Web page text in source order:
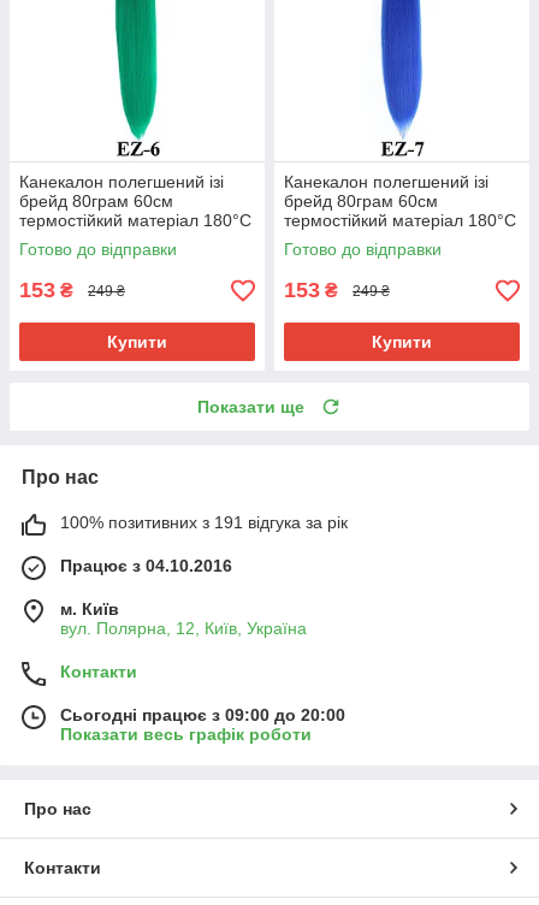
Канекалон полегшений ізі
брейд 80грам 60см
термостійкий матеріал 180°C
EZ-6 хвіст омбре Easy Braid
Готово до відправки
153 ₴ 249 ₴
Купити
Канекалон полегшений ізі
брейд 80грам 60см
термостійкий матеріал 180°C
EZ-7 хвіст омбре Easy Braid
Готово до відправки
153 ₴ 249 ₴
Купити
Показати ще
Про нас
100% позитивних з 191 відгука за рік
Працює з 04.10.2016
м. Київ
вул. Полярна, 12, Київ, Україна
Контакти
Сьогодні працює з 09:00 до 20:00
Показати весь графік роботи
Про нас
Контакти